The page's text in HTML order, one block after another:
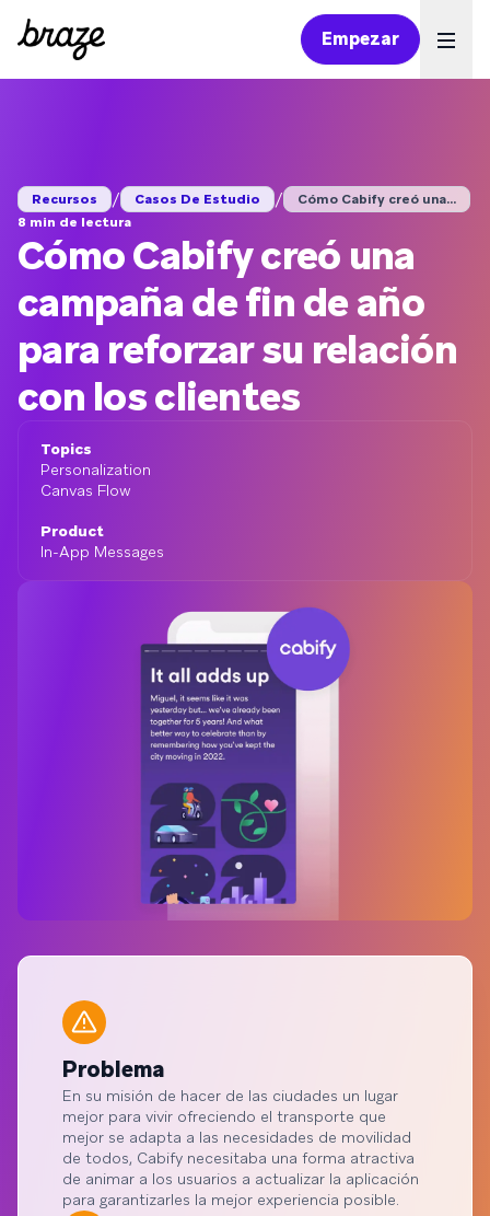
Empezar
Recursos / Casos De Estudio /
Cómo Cabify creó una...
8 min de lectura
Cómo Cabify creó una
campaña de fin de año
para reforzar su relación
con los clientes
Topics
Personalization
Canvas Flow
Product
In-App Messages
Problema
En su misión de hacer de las ciudades un lugar
mejor para vivir ofreciendo el transporte que
mejor se adapta a las necesidades de movilidad
de todos, Cabify necesitaba una forma atractiva
de animar a los usuarios a actualizar la aplicación
para garantizarles la mejor experiencia posible.